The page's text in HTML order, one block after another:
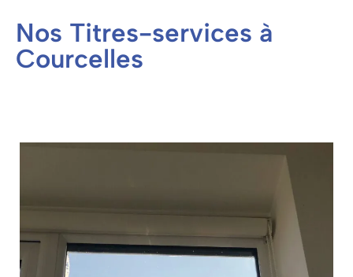
Nos Titres-services à
Courcelles